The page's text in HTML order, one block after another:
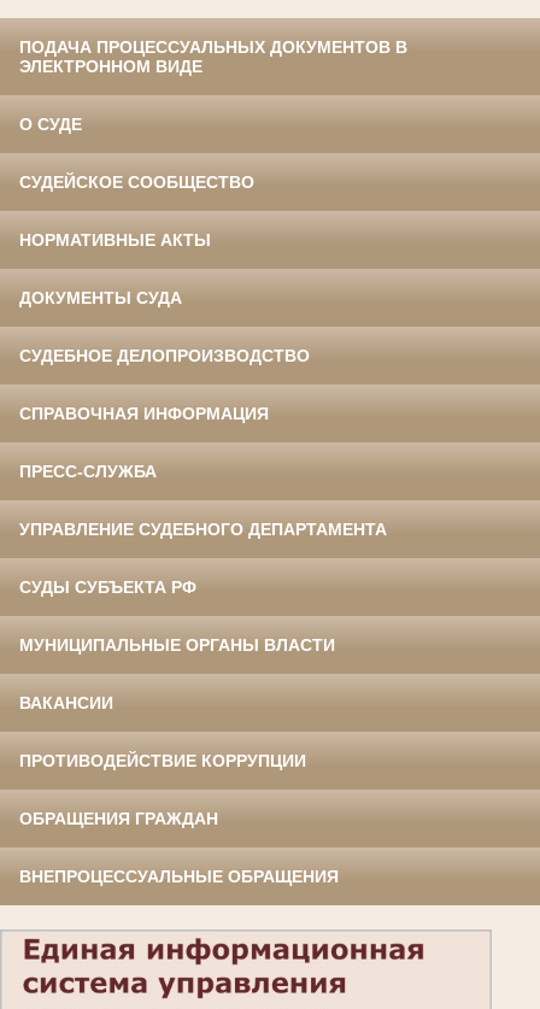
ПОДАЧА ПРОЦЕССУАЛЬНЫХ ДОКУМЕНТОВ В
ЭЛЕКТРОННОМ ВИДЕ
О СУДЕ
СУДЕЙСКОЕ СООБЩЕСТВО
НОРМАТИВНЫЕ АКТЫ
ДОКУМЕНТЫ СУДА
СУДЕБНОЕ ДЕЛОПРОИЗВОДСТВО
СПРАВОЧНАЯ ИНФОРМАЦИЯ
ПРЕСС-СЛУЖБА
УПРАВЛЕНИЕ СУДЕБНОГО ДЕПАРТАМЕНТА
СУДЫ СУБЪЕКТА РФ
МУНИЦИПАЛЬНЫЕ ОРГАНЫ ВЛАСТИ
ВАКАНСИИ
ПРОТИВОДЕЙСТВИЕ КОРРУПЦИИ
ОБРАЩЕНИЯ ГРАЖДАН
ВНЕПРОЦЕССУАЛЬНЫЕ ОБРАЩЕНИЯ